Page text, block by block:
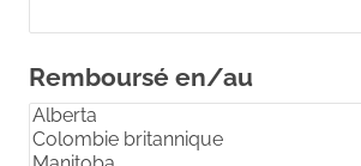
Remboursé en/au